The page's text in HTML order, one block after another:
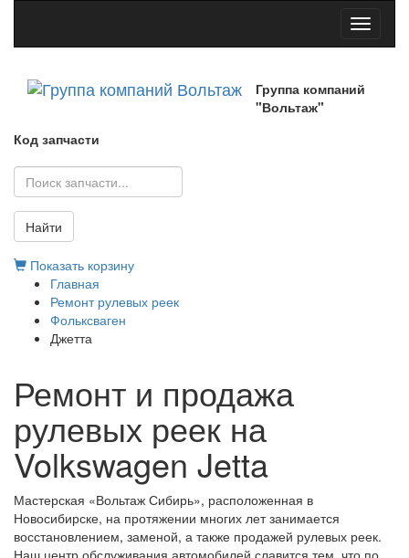
Toggle
Группа компаний
"Вольтаж"
Код запчасти
Найти
Показать корзину
Главная
Ремонт рулевых реек
Фольксваген
Джетта
Ремонт и продажа
рулевых реек на
Volkswagen Jetta
Мастерская «Вольтаж Сибирь», расположенная в
Новосибирске, на протяжении многих лет занимается
восстановлением, заменой, а также продажей рулевых реек.
Наш центр обслуживания автомобилей славится тем, что по